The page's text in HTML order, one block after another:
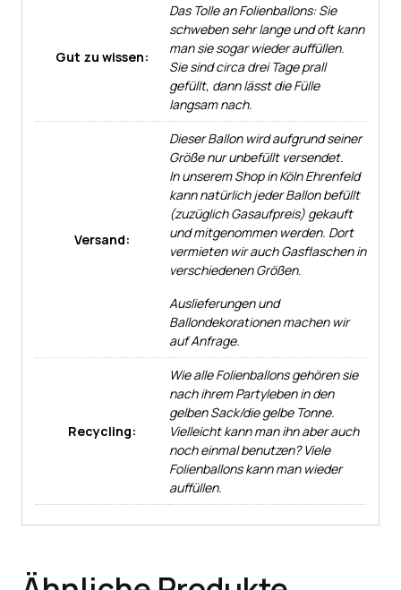
Gut zu wissen:
Das Tolle an Folienballons: Sie
schweben sehr lange und oft kann
man sie sogar wieder auffüllen.
Sie sind circa drei Tage prall
gefüllt, dann lässt die Fülle
langsam nach.
Versand:
Dieser Ballon wird aufgrund seiner
Größe nur unbefüllt versendet.
In unserem Shop in Köln Ehrenfeld
kann natürlich jeder Ballon befüllt
(zuzüglich Gasaufpreis) gekauft
und mitgenommen werden. Dort
vermieten wir auch Gasflaschen in
verschiedenen Größen.
Auslieferungen und
Ballondekorationen machen wir
auf Anfrage.
Recycling:
Wie alle Folienballons gehören sie
nach ihrem Partyleben in den
gelben Sack/die gelbe Tonne.
Vielleicht kann man ihn aber auch
noch einmal benutzen? Viele
Folienballons kann man wieder
auffüllen.